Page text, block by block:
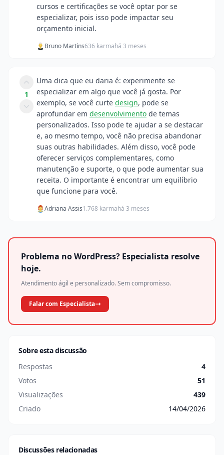
cursos e certificações se você optar por se
especializar, pois isso pode impactar seu
orçamento inicial.
Bruno Martins636 karmahá 3 meses
1
Uma dica que eu daria é: experimente se
especializar em algo que você já gosta. Por
exemplo, se você curte design, pode se
aprofundar em desenvolvimento de temas
personalizados. Isso pode te ajudar a se destacar
e, ao mesmo tempo, você não precisa abandonar
suas outras habilidades. Além disso, você pode
oferecer serviços complementares, como
manutenção e suporte, o que pode aumentar sua
receita. O importante é encontrar um equilíbrio
que funcione para você.
Adriana Assis1.768 karmahá 3 meses
Problema no WordPress? Especialista resolve
hoje.
Atendimento ágil e personalizado. Sem compromisso.
Falar com Especialista
Sobre esta discussão
Respostas
4
Votos
51
Visualizações
439
Criado
14/04/2026
Discussões relacionadas